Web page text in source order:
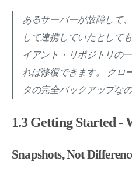
あるサーバーが故障して
して連携していたとして
イアント・リポジトリの
れば修復できます。 クロ
タの完全バックアップなの
1.3 Getting Started -
Snapshots, Not